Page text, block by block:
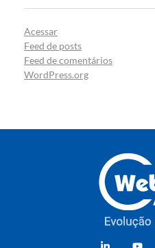
Acessar
Feed de posts
Feed de comentários
WordPress.org